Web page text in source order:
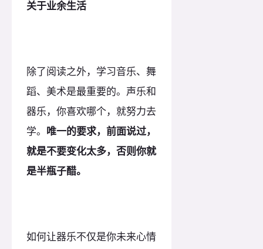
关于业余生活
除了阅读之外，学习音乐、舞
蹈、美术是最重要的。声乐和
器乐，你喜欢哪个，就努力去
学。 唯一的要求，前面说过，
就是不要变化太多，否则你就
是半瓶子醋。
如何让器乐不仅是你未来心情